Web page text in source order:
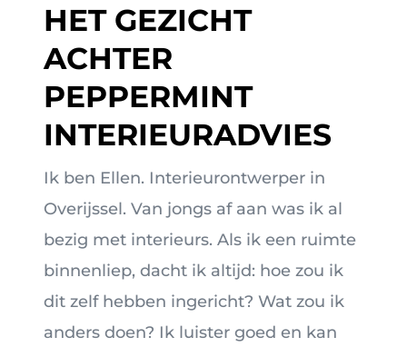
HET GEZICHT
ACHTER
PEPPERMINT
INTERIEURADVIES
Ik ben Ellen. Interieurontwerper in
Overijssel. Van jongs af aan was ik al
bezig met interieurs. Als ik een ruimte
binnenliep, dacht ik altijd: hoe zou ik
dit zelf hebben ingericht? Wat zou ik
anders doen? Ik luister goed en kan